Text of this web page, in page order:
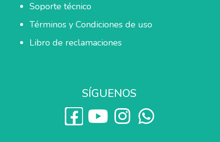
Soporte técnico
Términos y Condiciones de uso
Libro de reclamaciones
SÍGUENOS